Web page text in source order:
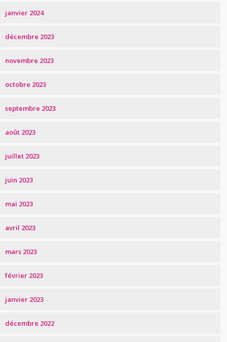
janvier 2024
décembre 2023
novembre 2023
octobre 2023
septembre 2023
août 2023
juillet 2023
juin 2023
mai 2023
avril 2023
mars 2023
février 2023
janvier 2023
décembre 2022